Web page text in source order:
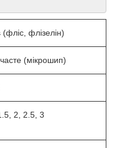
(фліс, флізелін)
(мікрошип)
2, 2.5, 3